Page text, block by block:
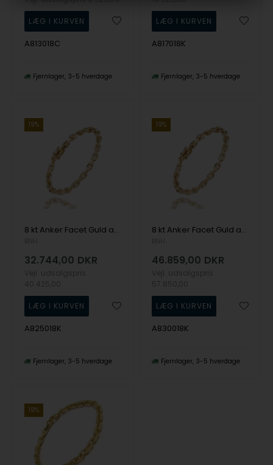
A813018C
Fjernlager 3-5 hverdage
A817018K
Fjernlager 3-5 hverdage
19%
8 kt Anker Facet Guld armbånd, 18½ cm og 7,5 mm
32.744,00 DKR
A825018K
Fjernlager 3-5 hverdage
19%
8 kt Anker Facet Guld armbånd, 18½ cm og 9,0 mm
46.859,00 DKR
A830018K
Fjernlager 3-5 hverdage
19%